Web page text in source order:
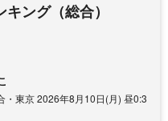
ング（総合）
・東京 2026年8月10日(月) 昼0:3